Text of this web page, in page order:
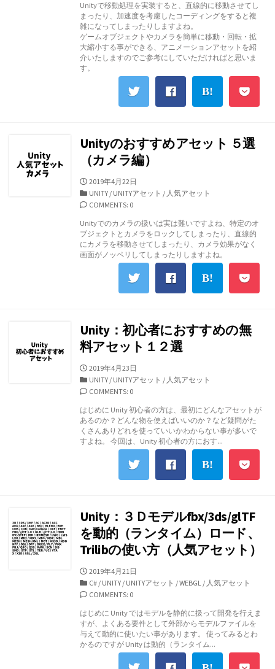
リ
ー
Unityで移動処理を実装すると、直線的に移動させてし
まったり、加速度を考慮したコーディングをすると複
雑になってしまったりしますよね。
ゲームオブジェクトやカメラを簡単に移動・回転・拡
大縮小する事ができる、アニメーションアセットを紹
介いたしますのでご参考にしていただければと思いま
す。
Unityのおすすめアセット ５選
（カメラ編）
公
開
日
2019年4月22日
カ
テ
リ
ー
UNITY / UNITYアセット / 人気アセット
COMMENTS: 0
Unityでのカメラの扱いは実は難いですよね、特定のオ
ブジェクトとカメラをロックしてしまったり、直線的
にカメラを移動させてしまったり、カメラ効果がなく
画面がノッペリしてしまったりしますよね。
Unity：初心者におすすめの無
料アセット１２選
公
開
日
2019年4月23日
カ
テ
リ
ー
UNITY / UNITYアセット / 人気アセット
COMMENTS: 0
はじめに Unity 初心者の方は、最初にどんなアセットが
あるのか？どんな物を使えばいいのか？など疑問がた
くさんありどれを使っていいかわからない事が多いで
すよね。 今回は、Unity 初心者の方におす...
Unity：３Ｄモデルfbx/3ds/glTF
を動的（ランタイム）ロード、
Trilibの使い方（人気アセット）
公
開
日
2019年4月21日
カ
テ
リ
ー
C# / UNITY / UNITYアセット /WEBGL / 人気アセット
COMMENTS: 0
はじめに Unity ではモデルを静的に扱って開発を行えま
すが、よくある要件として外部からモデルファイルを
与えて動的に使いたい事があります。 使ってみるとわ
かるのですが Unity は動的（ランタイム...